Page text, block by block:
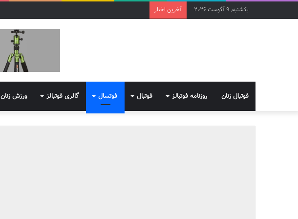
یکشنبه, 9 آگوست 2026 آخرین اخبار
فوتبال زنان روزنامه فوتبالز فوتبال فوتسال گالری فوتبالز ورزش زنان